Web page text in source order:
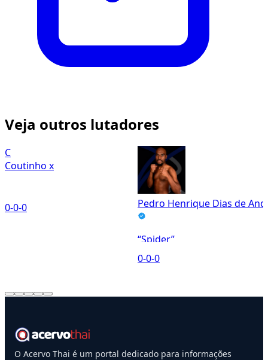
Veja outros lutadores
C
Coutinho x
0-0-0 Pedro Henrique Dias de
“Spider”
0-0-0
O Acervo Thai é um portal dedicado para informações